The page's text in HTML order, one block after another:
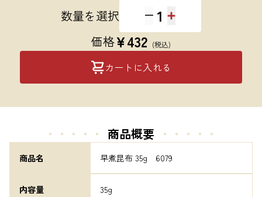
数量を選択 1
価格¥432 (税込)
カートに入れる
・・・・・ 商品概要 ・・・・・
商品名 早煮昆布 35g　6079
内容量 35g